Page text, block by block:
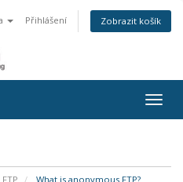
Přihlášení Zobrazit košík
FTP What is anonymous FTP?